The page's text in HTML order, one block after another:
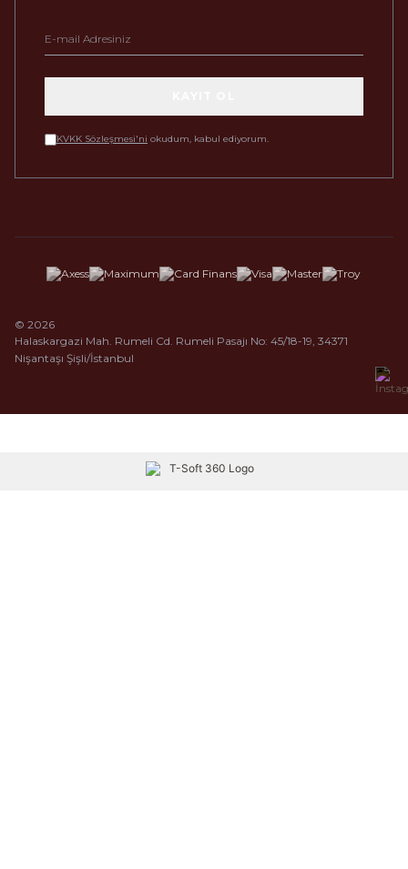
KVKK Sözleşmesi'ni okudum, kabul ediyorum.
© 2026
Halaskargazi Mah. Rumeli Cd. Rumeli Pasajı No: 45/18-19, 34371
Nişantaşı Şişli/İstanbul